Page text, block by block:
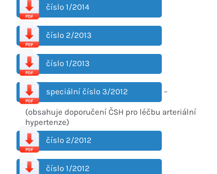
číslo 1/2014
číslo 2/2013
číslo 1/2013
speciální číslo 3/2012 –
(obsahuje doporučení ČSH pro léčbu arteriální
hypertenze)
číslo 2/2012
číslo 1/2012